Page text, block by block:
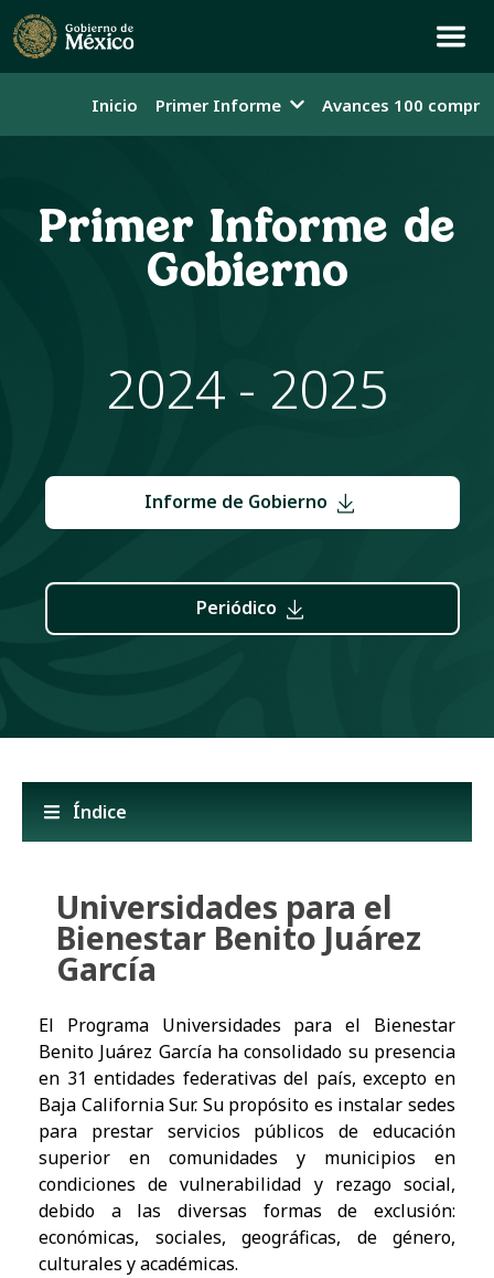
Inicio Primer Informe Avances 100
Primer Informe de
Gobierno
2024 - 2025
Informe de Gobierno
Periódico
Índice
Universidades para el
Bienestar Benito Juárez
García
El Programa Universidades para el Bienestar
Benito Juárez García ha consolidado su presencia
en 31 entidades federativas del país, excepto en
Baja California Sur. Su propósito es instalar sedes
para prestar servicios públicos de educación
superior en comunidades y municipios en
condiciones de vulnerabilidad y rezago social,
debido a las diversas formas de exclusión:
económicas, sociales, geográficas, de género,
culturales y académicas.